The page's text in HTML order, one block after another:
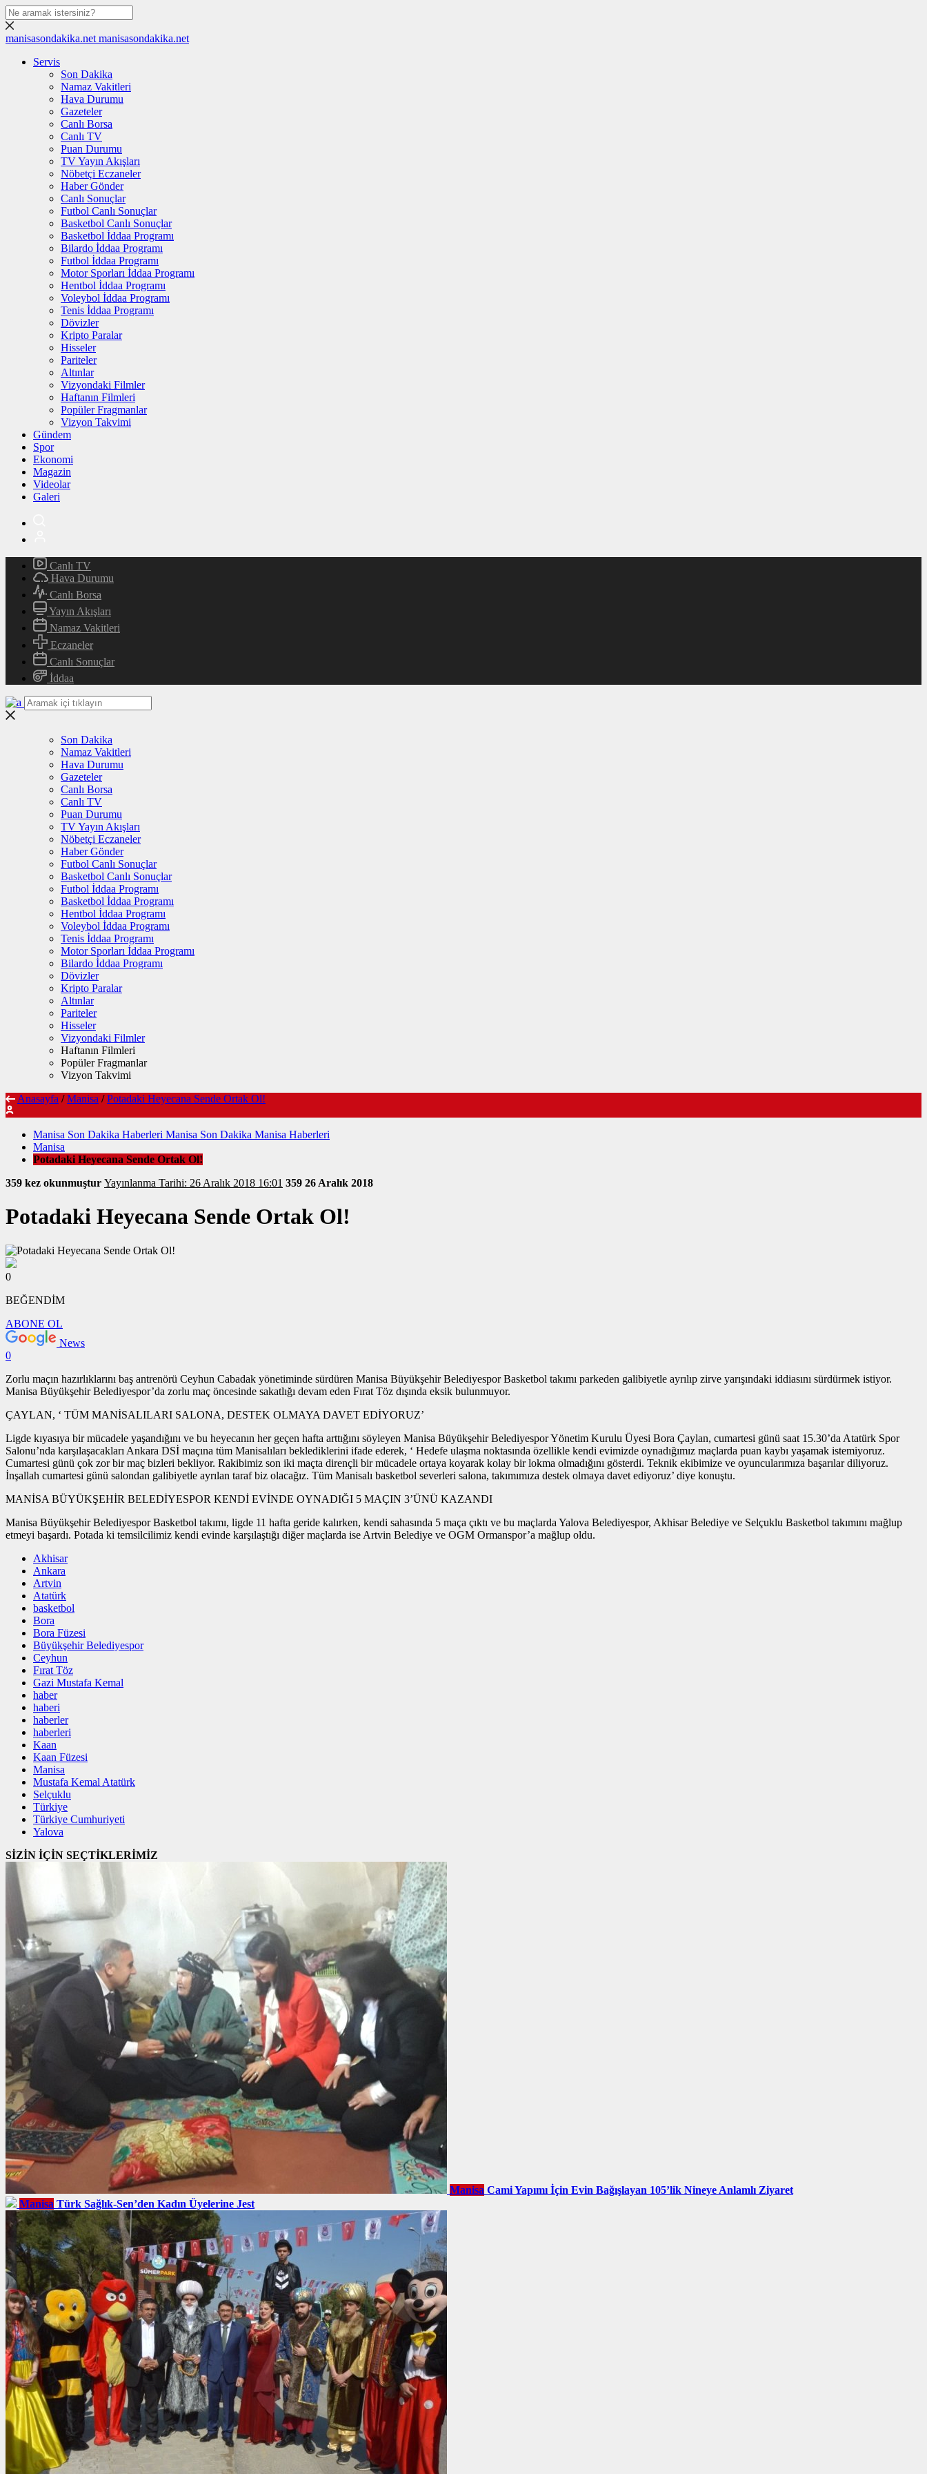
manisasondakika.net manisasondakika.net
Servis
Son Dakika
Namaz Vakitleri
Hava Durumu
Gazeteler
Canlı Borsa
Canlı TV
Puan Durumu
TV Yayın Akışları
Nöbetçi Eczaneler
Haber Gönder
Canlı Sonuçlar
Futbol Canlı Sonuçlar
Basketbol Canlı Sonuçlar
Basketbol İddaa Programı
Bilardo İddaa Programı
Futbol İddaa Programı
Motor Sporları İddaa Programı
Hentbol İddaa Programı
Voleybol İddaa Programı
Tenis İddaa Programı
Dövizler
Kripto Paralar
Hisseler
Pariteler
Altınlar
Vizyondaki Filmler
Haftanın Filmleri
Popüler Fragmanlar
Vizyon Takvimi
Gündem
Spor
Ekonomi
Magazin
Videolar
Galeri
Canlı TV
Hava Durumu
Canlı Borsa
Yayın Akışları
Namaz Vakitleri
Eczaneler
Canlı Sonuçlar
İddaa
Son Dakika
Namaz Vakitleri
Hava Durumu
Gazeteler
Canlı Borsa
Canlı TV
Puan Durumu
TV Yayın Akışları
Nöbetçi Eczaneler
Haber Gönder
Futbol Canlı Sonuçlar
Basketbol Canlı Sonuçlar
Futbol İddaa Programı
Basketbol İddaa Programı
Hentbol İddaa Programı
Voleybol İddaa Programı
Tenis İddaa Programı
Motor Sporları İddaa Programı
Bilardo İddaa Programı
Dövizler
Kripto Paralar
Altınlar
Pariteler
Hisseler
Vizyondaki Filmler
Haftanın Filmleri
Popüler Fragmanlar
Vizyon Takvimi
Anasayfa / Manisa / Potadaki Heyecana Sende Ortak Ol!
Manisa Son Dakika Haberleri Manisa Son Dakika Manisa Haberleri
Manisa
Potadaki Heyecana Sende Ortak Ol!
359 kez okunmuştur Yayınlanma Tarihi: 26 Aralık 2018 16:01 359 26 Aralık 2018
Potadaki Heyecana Sende Ortak Ol!
0
BEĞENDİM
ABONE OL
News
0
Zorlu maçın hazırlıklarını baş antrenörü Ceyhun Cabadak yönetiminde sürdüren Manisa Büyükşehir Belediyespor Basketbol takımı parkeden galibiyetle ayrılıp zirve yarışındaki iddiasını sürdürmek istiyor.
Manisa Büyükşehir Belediyespor’da zorlu maç öncesinde sakatlığı devam eden Fırat Töz dışında eksik bulunmuyor.
ÇAYLAN, ‘ TÜM MANİSALILARI SALONA, DESTEK OLMAYA DAVET EDİYORUZ’
Ligde kıyasıya bir mücadele yaşandığını ve bu heyecanın her geçen hafta arttığını söyleyen Manisa Büyükşehir Belediyespor Yönetim Kurulu Üyesi Bora Çaylan, cumartesi günü saat 15.30’da Atatürk Spor
Salonu’nda karşılaşacakları Ankara DSİ maçına tüm Manisalıları beklediklerini ifade ederek, ‘ Hedefe ulaşma noktasında özellikle kendi evimizde oynadığımız maçlarda puan kaybı yaşamak istemiyoruz.
Cumartesi günü çok zor bir maç bizleri bekliyor. Rakibimiz son iki maçta dirençli bir mücadele ortaya koyarak kolay bir lokma olmadığını gösterdi. Teknik ekibimize ve oyuncularımıza başarılar diliyoruz.
İnşallah cumartesi günü salondan galibiyetle ayrılan taraf biz olacağız. Tüm Manisalı basketbol severleri salona, takımımıza destek olmaya davet ediyoruz’ diye konuştu.
MANİSA BÜYÜKŞEHİR BELEDİYESPOR KENDİ EVİNDE OYNADIĞI 5 MAÇIN 3’ÜNÜ KAZANDI
Manisa Büyükşehir Belediyespor Basketbol takımı, ligde 11 hafta geride kalırken, kendi sahasında 5 maça çıktı ve bu maçlarda Yalova Belediyespor, Akhisar Belediye ve Selçuklu Basketbol takımını mağlup
etmeyi başardı. Potada ki temsilcilimiz kendi evinde karşılaştığı diğer maçlarda ise Artvin Belediye ve OGM Ormanspor’a mağlup oldu.
Akhisar
Ankara
Artvin
Atatürk
basketbol
Bora
Bora Füzesi
Büyükşehir Belediyespor
Ceyhun
Fırat Töz
Gazi Mustafa Kemal
haber
haberi
haberler
haberleri
Kaan
Kaan Füzesi
Manisa
Mustafa Kemal Atatürk
Selçuklu
Türkiye
Türkiye Cumhuriyeti
Yalova
SİZİN İÇİN SEÇTİKLERİMİZ
Manisa Cami Yapımı İçin Evin Bağışlayan 105’lik Nineye Anlamlı Ziyaret
Manisa Türk Sağlık-Sen’den Kadın Üyelerine Jest